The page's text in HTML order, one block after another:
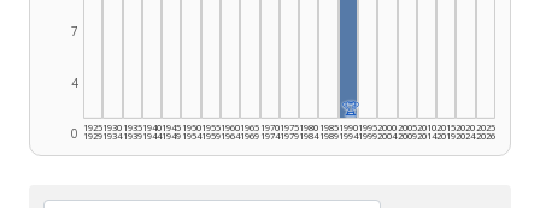
0
4
7
1925
1929
1930
1934
1935
1939
1940
1944
1945
1949
1950
1954
1955
1959
1960
1964
1965
1969
1970
1974
1975
1979
1980
1984
1985
1989
🏆
1990
1994
1995
1999
2000
2004
2005
2009
2010
2014
2015
2019
2020
2024
2025
2026